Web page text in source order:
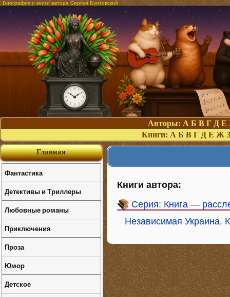
Биография и книги автора Сергей Бунтовский
Авторы: А Б В Г Д Е
Книги: А Б В Г Д Е Ж З
Книги автора:
Серия: Книга —
Независимая Украина.
Главная
Фантастика
Детективы и Триллеры
Любовные романы
Приключения
Проза
Юмор
Детское